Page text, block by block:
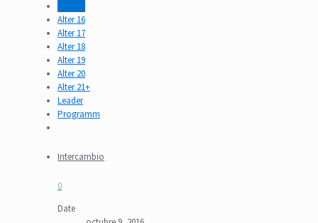
Alter 16
Alter 17
Alter 18
Alter 19
Alter 20
Alter 21+
Leader
Programm
Intercambio
0
Date